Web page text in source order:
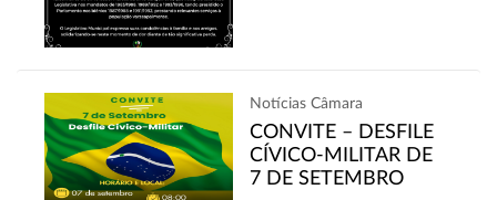
Notícias Câmara
CONVITE – DESFILE
CÍVICO-MILITAR DE
7 DE SETEMBRO